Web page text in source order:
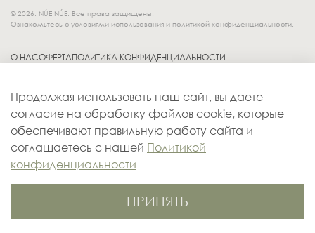
© 2026. NÚE NÚE. Все права защищены.
Ознакомьтесь с условиями использования и политикой конфиденциальности.
О НАСОФЕРТАПОЛИТИКА КОНФИДЕНЦИАЛЬНОСТИ
ДОСТАВКА
КОНТАКТЫ
ОПЛАТА
Продолжая использовать наш сайт, вы даете
согласие на обработку файлов cookie, которые
обеспечивают правильную работу сайта и
соглашаетесь с нашей Политикой
конфиденциальности
ПРИНЯТЬ